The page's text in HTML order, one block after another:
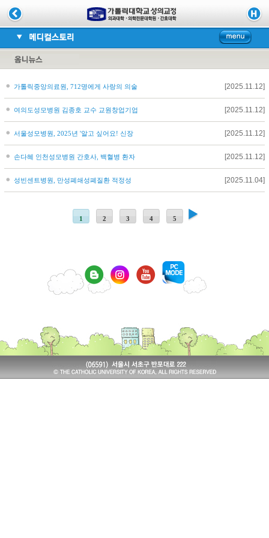
가톨릭중앙의료원, 712명에게 사랑의 의술 [2025.11.12]
여의도성모병원 김종호 교수 교원창업기업 [2025.11.12]
서울성모병원, 2025년 '알고 싶어요! 신장 [2025.11.12]
손다혜 인천성모병원 간호사, 백혈병 환자 [2025.11.12]
성빈센트병원, 만성폐쇄성폐질환 적정성 [2025.11.04]
1 2 3 4 5